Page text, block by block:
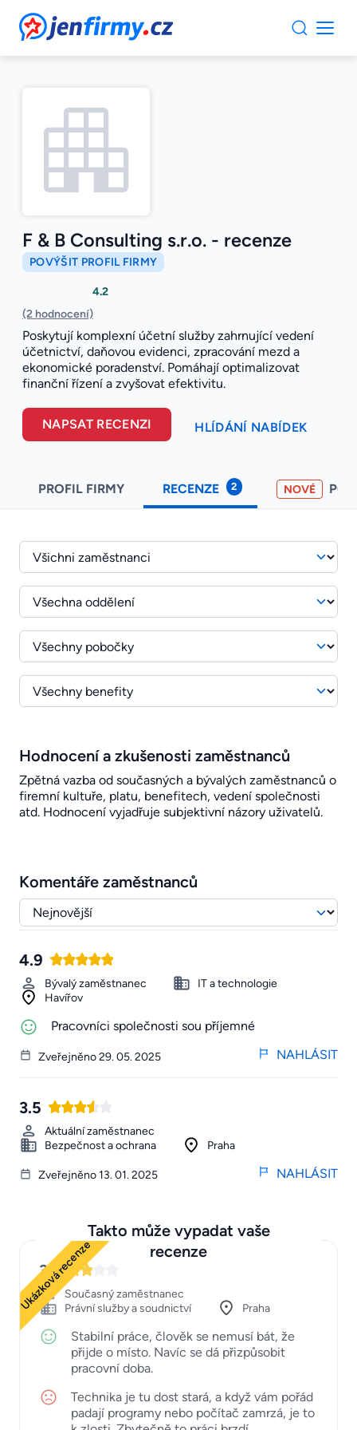
JenFirmy.cz
F & B Consulting s.r.o. - recenze
POVÝŠIT PROFIL FIRMY
4.2
(2 hodnocení)
Poskytují komplexní účetní služby zahrnující vedení
účetnictví, daňovou evidenci, zpracování mezd a
ekonomické poradenství. Pomáhají optimalizovat
finanční řízení a zvyšovat efektivitu.
NAPSAT RECENZI HLÍDÁNÍ NABÍDEK
PROFIL FIRMY RECENZE 2 NOVÉ
Hodnocení a zkušenosti zaměstnanců
Zpětná vazba od současných a bývalých zaměstnanců o
firemní kultuře, platu, benefitech, vedení společnosti
atd. Hodnocení vyjadřuje subjektivní názory uživatelů.
Komentáře zaměstnanců
4.9
Bývalý zaměstnanec
IT a technologie
Havířov
Pracovníci společnosti sou příjemné
Zveřejněno 29. 05. 2025 NAHLÁSIT
3.5
Aktuální zaměstnanec
Bezpečnost a ochrana
Praha
Zveřejněno 13. 01. 2025 NAHLÁSIT
Takto může vypadat vaše
recenze
Ukázková recenze
3
Současný zaměstnanec
Právní služby a soudnictví
Praha
Stabilní práce, člověk se nemusí bát, že
přijde o místo. Navíc se dá přizpůsobit
pracovní doba.
Technika je tu dost stará, a když vám pořád
padají programy nebo počítač zamrzá, je to